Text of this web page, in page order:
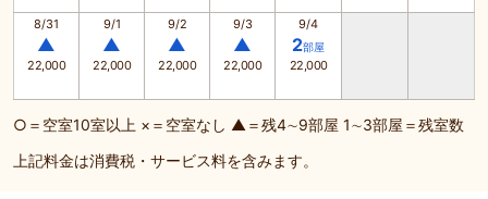
8/31
▲
22,000
9/1
▲
22,000
9/2
▲
22,000
9/3
▲
22,000
9/4
2部屋
22,000
○＝空室10室以上 ×＝空室なし ▲＝残4∼9部屋 1∼3部屋＝残室数
上記料金は消費税・サービス料を含みます。